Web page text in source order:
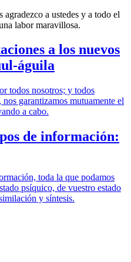
a ustedes y a todo el
labor maravillosa.
a los nuevos
águila
todos nosotros; y todos
garantizamos mutuamente el
a cabo.
de información:
toda la que podamos
psíquico, de vuestro estado
y síntesis.